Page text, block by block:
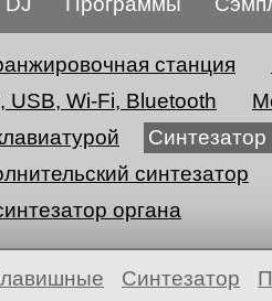
станция
USB, Wi-Fi, Bluetooth
Синтезатор
синтезатор
органа
Синтезатор